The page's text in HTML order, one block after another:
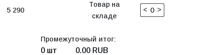
5 290
Товар на
складе
< >
Промежуточный итог:
0 шт 0.00 RUB